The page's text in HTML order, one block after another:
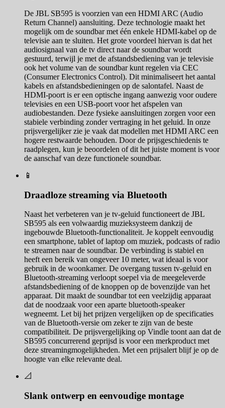
De JBL SB595 is voorzien van een HDMI ARC (Audio
Return Channel) aansluiting. Deze technologie maakt het
mogelijk om de soundbar met één enkele HDMI-kabel op de
televisie aan te sluiten. Het grote voordeel hiervan is dat het
audiosignaal van de tv direct naar de soundbar wordt
gestuurd, terwijl je met de afstandsbediening van je televisie
ook het volume van de soundbar kunt regelen via CEC
(Consumer Electronics Control). Dit minimaliseert het aantal
kabels en afstandsbedieningen op de salontafel. Naast de
HDMI-poort is er een optische ingang aanwezig voor oudere
televisies en een USB-poort voor het afspelen van
audiobestanden. Deze fysieke aansluitingen zorgen voor een
stabiele verbinding zonder vertraging in het geluid. In onze
prijsvergelijker zie je vaak dat modellen met HDMI ARC een
hogere restwaarde behouden. Door de prijsgeschiedenis te
raadplegen, kun je beoordelen of dit het juiste moment is voor
de aanschaf van deze functionele soundbar.
📱
Draadloze streaming via Bluetooth
Naast het verbeteren van je tv-geluid functioneert de JBL
SB595 als een volwaardig muzieksysteem dankzij de
ingebouwde Bluetooth-functionaliteit. Je koppelt eenvoudig
een smartphone, tablet of laptop om muziek, podcasts of radio
te streamen naar de soundbar. De verbinding is stabiel en
heeft een bereik van ongeveer 10 meter, wat ideaal is voor
gebruik in de woonkamer. De overgang tussen tv-geluid en
Bluetooth-streaming verloopt soepel via de meegeleverde
afstandsbediening of de knoppen op de bovenzijde van het
apparaat. Dit maakt de soundbar tot een veelzijdig apparaat
dat de noodzaak voor een aparte bluetooth-speaker
wegneemt. Let bij het prijzen vergelijken op de specificaties
van de Bluetooth-versie om zeker te zijn van de beste
compatibiliteit. De prijsvergelijking op Vindle toont aan dat de
SB595 concurrerend geprijsd is voor een merkproduct met
deze streamingmogelijkheden. Met een prijsalert blijf je op de
hoogte van elke relevante deal.
📐
Slank ontwerp en eenvoudige montage